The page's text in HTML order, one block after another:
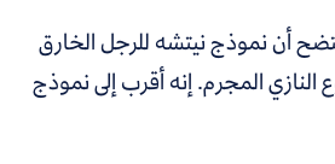
أن نموذج نيتشه للرجل الخارق
المجرم. إنه أقرب إلى نموذج